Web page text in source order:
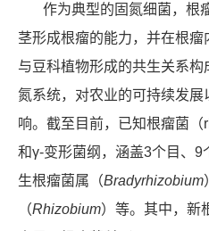
作为典型的固氮细菌，根
茎形成根瘤的能力，并在根
与豆科植物形成的共生关系
氮系统，对农业的可持续发
响。截至目前，已知根瘤菌
和γ-变形菌纲，涵盖3个目、
生根瘤菌属（Bradyrhizobium
（Rhizobium）等。其中，新